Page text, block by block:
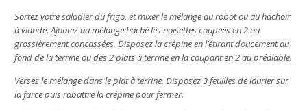
Sortez votre saladier du frigo, et mixer le mélange au robot ou au hachoir
à viande. Ajoutez au mélange haché les noisettes coupées en 2 ou
grossièrement concassées. Disposez la crépine en l’étirant doucement au
fond de la terrine ou des 2 plats à terrine en la coupant en 2 au préalable.
Versez le mélange dans le plat à terrine. Disposez 3 feuilles de laurier sur
la farce puis rabattre la crépine pour fermer.